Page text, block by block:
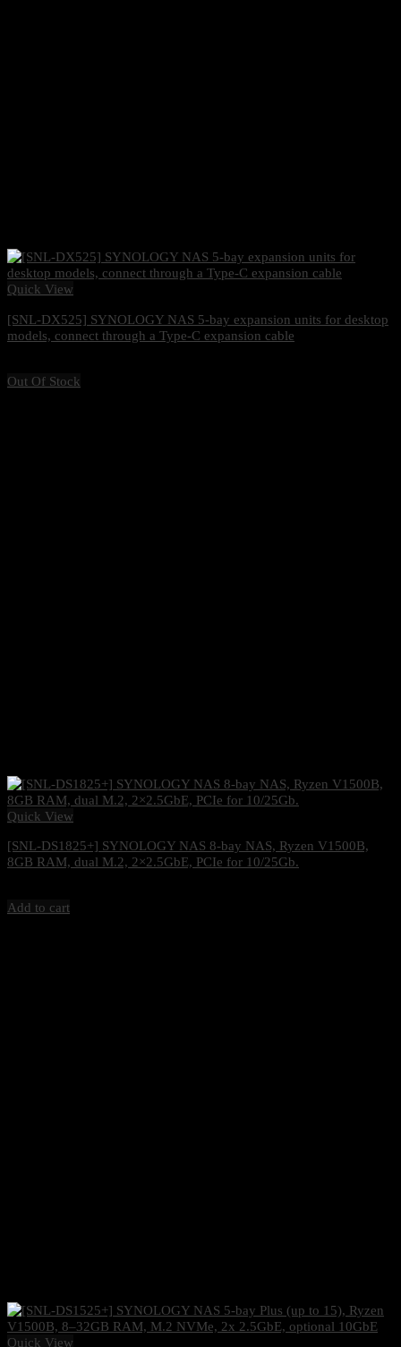
Quick View
[SNL-DX525] SYNOLOGY NAS 5-bay expansion units for desktop
models, connect through a Type-C expansion cable
Out Of Stock
Quick View
[SNL-DS1825+] SYNOLOGY NAS 8-bay NAS, Ryzen V1500B,
8GB RAM, dual M.2, 2×2.5GbE, PCIe for 10/25Gb.
Add to cart
Quick View